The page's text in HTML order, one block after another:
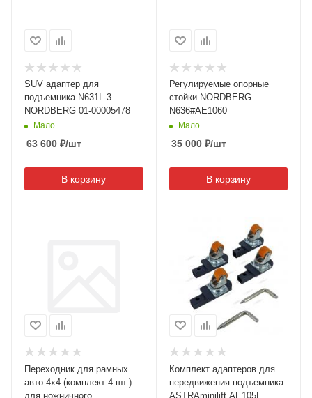
SUV адаптер для
подъемника N631L-3
NORDBERG 01-00005478
Мало
63 600 ₽/шт
В корзину
Регулируемые опорные
стойки NORDBERG
N636#AE1060
Мало
35 000₽/шт
В корзину
Переходник для рамных
авто 4х4 (комплект 4 шт.)
для ножничного
Комплект адаптеров для
передвижения подъемника
ASTRAminilift AE105L